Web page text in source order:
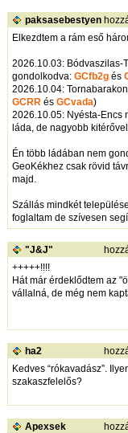
paksasebestyen
Elkezdtem a rám eső
2026.10.03: Bódvaszilas-
gondolkodva:GCfb2g és
2026.10.04:
GCRR ésGCvada)
2026.10.05: Nyésta-Encs
láda, de nagyobb
Én több ládában nem
GeoKékhez csak rövid
majd.
Szállás mindkét
foglaltam de szívesen
"J&J"
+++++!!!!
Hát már érdeklődtem az
vállalná, de még nem
ha2
Kedves “rókavadász”.
szakaszfelelős?
Apexsek